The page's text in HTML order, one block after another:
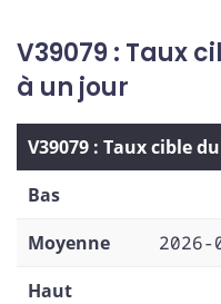
V39079 : Taux
à un jour
V39079 : Taux cible
Bas
Moyenne
Haut